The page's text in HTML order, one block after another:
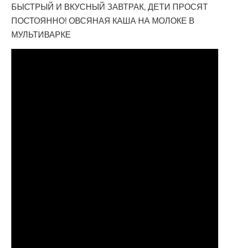
БЫСТРЫЙ И ВКУСНЫЙ ЗАВТРАК, ДЕТИ ПРОСЯТ
ПОСТОЯННО! ОВСЯНАЯ КАША НА МОЛОКЕ В
МУЛЬТИВАРКЕ